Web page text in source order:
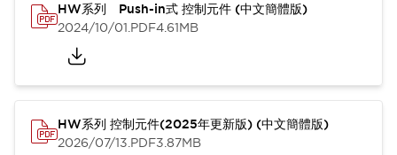
HW系列 Push-in式 控制元件 (中文簡體版)
2024/10/01.PDF4.61MB
HW系列 控制元件(2025年更新版) (中文簡體版)
2026/07/13.PDF3.87MB